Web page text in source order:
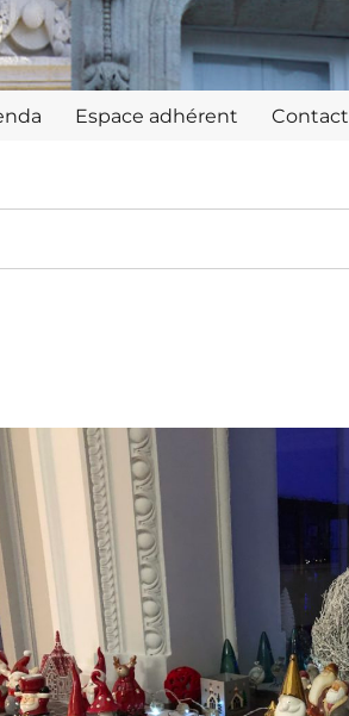
Espace adhérent Contact